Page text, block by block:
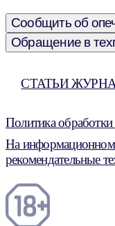
Сообщить об
Обращение в
СТАТЬИ
Политика
На информационном
рекомендательные